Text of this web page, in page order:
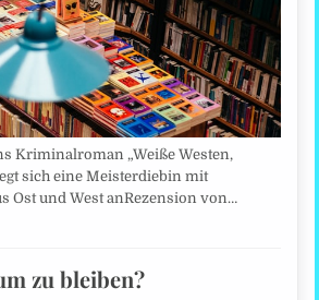
Kriminalroman „Weiße Westen,
sich eine Meisterdiebin mit
Ost und West anRezension von…
zu bleiben?